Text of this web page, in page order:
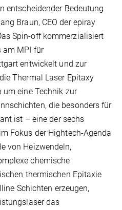
entscheidender Bedeutung
Braun, CEO der epiray
Spin-off kommerzialisiert
am MPI für
entwickelt und zur
Thermal Laser Epitaxy
um eine Technik zur
die besonders für
ist – eine der sechs
Fokus der Hightech-Agenda
von Heizwendeln,
chemische
thermischen Epitaxie
Schichten erzeugen,
das